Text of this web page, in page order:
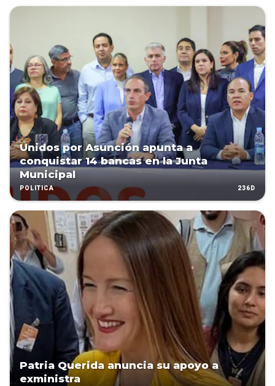
Unidos por Asunción apunta a
conquistar 14 bancas en la Junta
Municipal
POLÍTICA 236D
Patria Querida anuncia su apoyo a
exministra